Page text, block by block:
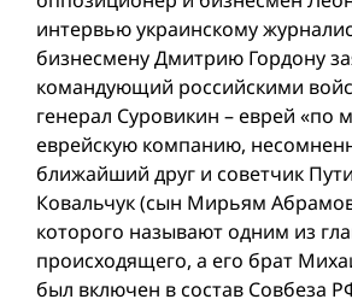
интервью украинскому
бизнесмену Дмитрию Гордону
командующий российскими
генерал Суровикин – еврей «по
еврейскую компанию,
ближайший друг и советчик
Ковальчук (сын Мирьям
которого называют одним из
происходящего, а его брат
был включен в состав Совбеза